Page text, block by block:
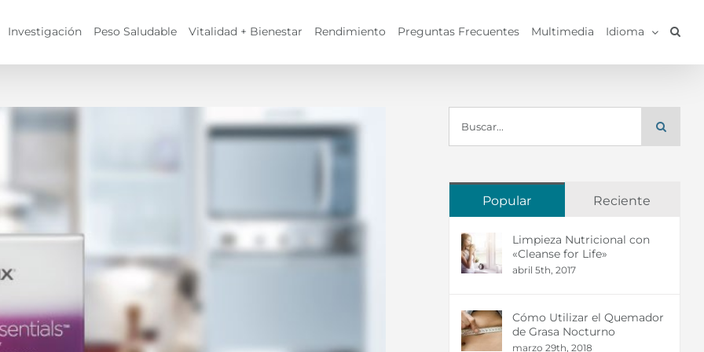
Investigación Peso Saludable Vitalidad + Bienestar Rendimiento Preguntas Frecuentes Multimedia Idioma
Popular Reciente
Limpieza Nutricional con
«Cleanse for Life»
abril 5th, 2017
Cómo Utilizar el Quemador
de Grasa Nocturno
marzo 29th, 2018